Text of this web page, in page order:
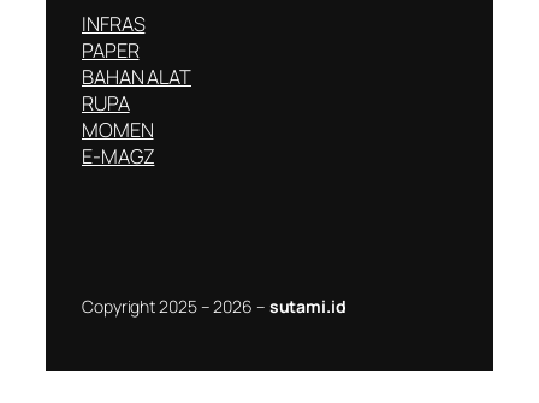
INFRAS
PAPER
BAHAN ALAT
RUPA
MOMEN
E-MAGZ
Copyright 2025 – 2026 – sutami.id